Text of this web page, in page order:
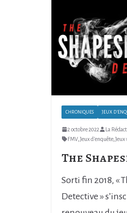
CHRONIQUES JEUX
2 octobre 2022 La
FMV Jeux d'enquête Jeux
The
Sorti fin 2018, «
Detective »